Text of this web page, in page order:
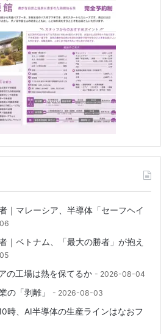
｜マレーシア、半導体「セーフヘイ
｜ベトナム、「最大の勝者」が抱え
の工場は熱を保てるか 2026-08-04
の「剥離」 2026-08-03
時、AI半導体の生産ラインはなおフ